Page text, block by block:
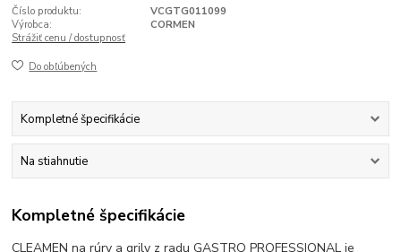
Číslo produktu:
VCGTG011099
Výrobca:
CORMEN
Strážiť cenu / dostupnosť
Do obľúbených
Kompletné špecifikácie
Na stiahnutie
Kompletné špecifikácie
CLEAMEN na rúry a grily z radu GASTRO PROFESSIONAL je